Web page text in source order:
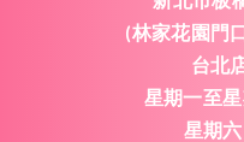
(林家花園門
台北
星期一至
星期六